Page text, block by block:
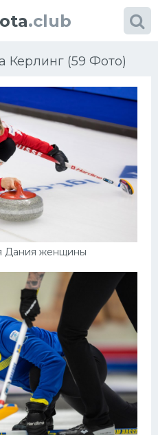
.club
Керлинг (59 Фото)
Дания женщины